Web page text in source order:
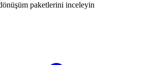
paketlerini inceleyin